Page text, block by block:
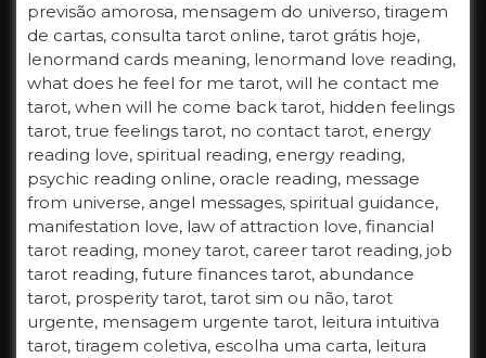
previsão amorosa, mensagem do universo, tiragem
de cartas, consulta tarot online, tarot grátis hoje,
lenormand cards meaning, lenormand love reading,
what does he feel for me tarot, will he contact me
tarot, when will he come back tarot, hidden feelings
tarot, true feelings tarot, no contact tarot, energy
reading love, spiritual reading, energy reading,
psychic reading online, oracle reading, message
from universe, angel messages, spiritual guidance,
manifestation love, law of attraction love, financial
tarot reading, money tarot, career tarot reading, job
tarot reading, future finances tarot, abundance
tarot, prosperity tarot, tarot sim ou não, tarot
urgente, mensagem urgente tarot, leitura intuitiva
tarot, tiragem coletiva, escolha uma carta, leitura